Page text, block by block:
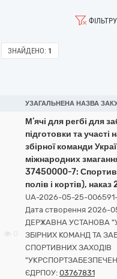
ЗНАЙДЕНО: 1
УЗАГАЛЬНЕНА НАЗВА
М’ячі для регбі для
підготовки та участі
збірної команди
міжнародних
37450000-7:
полів і кортів), наказ
UA-2026-05-25-
Дата створення 2026-
ДЕРЖАВНА УСТАНОВА
ЗБІРНИХ КОМАНД ТА
СПОРТИВНИХ ЗАХОДІВ
ЄДРПОУ: 03767831